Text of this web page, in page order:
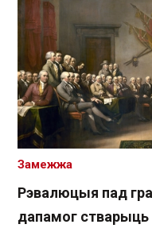
Рэвалюцыя пад
дапамог
Замежжа